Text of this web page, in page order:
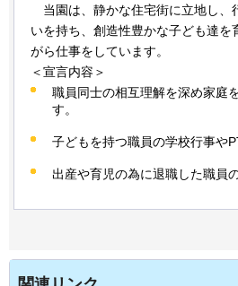
当園は、静かな住宅街に立地し
いを持ち、創造性豊かな子ども達
がら仕事をしています。
＜宣言内容＞
職員同士の相互理解を深め家庭
す。
子どもを持つ職員の学校行事や
出産や育児の為に退職した職員